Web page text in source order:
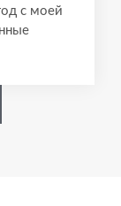
с моей